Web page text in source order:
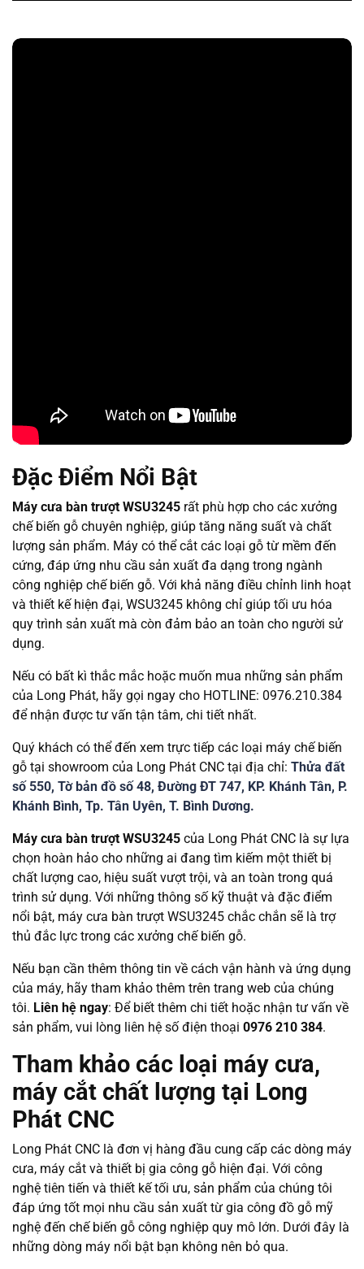
Đặc Điểm Nổi Bật
Máy cưa bàn trượt WSU3245 rất phù hợp cho các xưởng
chế biến gỗ chuyên nghiệp, giúp tăng năng suất và chất
lượng sản phẩm. Máy có thể cắt các loại gỗ từ mềm đến
cứng, đáp ứng nhu cầu sản xuất đa dạng trong ngành
công nghiệp chế biến gỗ. Với khả năng điều chỉnh linh hoạt
và thiết kế hiện đại, WSU3245 không chỉ giúp tối ưu hóa
quy trình sản xuất mà còn đảm bảo an toàn cho người sử
dụng.
Nếu có bất kì thắc mắc hoặc muốn mua những sản phẩm
của Long Phát, hãy gọi ngay cho HOTLINE: 0976.210.384
để nhận được tư vấn tận tâm, chi tiết nhất.
Quý khách có thể đến xem trực tiếp các loại máy chế biến
gỗ tại showroom của Long Phát CNC tại địa chỉ: Thửa đất
số 550, Tờ bản đồ số 48, Đường ĐT 747, KP. Khánh Tân, P.
Khánh Bình, Tp. Tân Uyên, T. Bình Dương.
Máy cưa bàn trượt WSU3245 của Long Phát CNC là sự lựa
chọn hoàn hảo cho những ai đang tìm kiếm một thiết bị
chất lượng cao, hiệu suất vượt trội, và an toàn trong quá
trình sử dụng. Với những thông số kỹ thuật và đặc điểm
nổi bật, máy cưa bàn trượt WSU3245 chắc chắn sẽ là trợ
thủ đắc lực trong các xưởng chế biến gỗ.
Nếu bạn cần thêm thông tin về cách vận hành và ứng dụng
của máy, hãy tham khảo thêm trên trang web của chúng
tôi. Liên hệ ngay: Để biết thêm chi tiết hoặc nhận tư vấn về
sản phẩm, vui lòng liên hệ số điện thoại 0976 210 384.
Tham khảo các loại máy cưa,
máy cắt chất lượng tại Long
Phát CNC
Long Phát CNC là đơn vị hàng đầu cung cấp các dòng máy
cưa, máy cắt và thiết bị gia công gỗ hiện đại. Với công
nghệ tiên tiến và thiết kế tối ưu, sản phẩm của chúng tôi
đáp ứng tốt mọi nhu cầu sản xuất từ gia công đồ gỗ mỹ
nghệ đến chế biến gỗ công nghiệp quy mô lớn. Dưới đây là
những dòng máy nổi bật bạn không nên bỏ qua.